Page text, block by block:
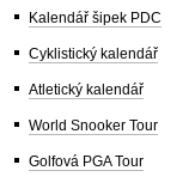
Kalendář šipek PDC
Cyklistický kalendář
Atletický kalendář
World Snooker Tour
Golfová PGA Tour